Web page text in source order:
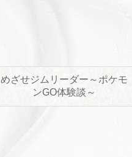
めざせジムリーダー～ポケモ
ンGO体験談～